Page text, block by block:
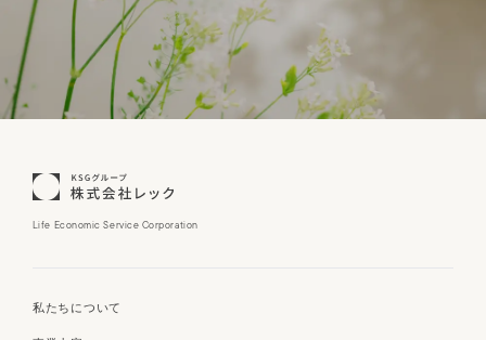
Life Economic Service Corporation
私たちについて